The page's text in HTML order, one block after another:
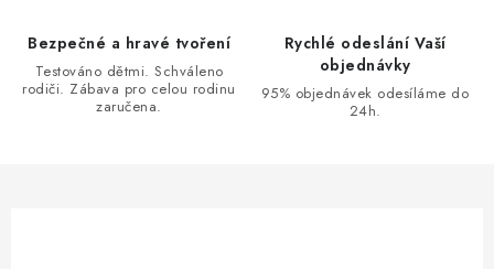
Bezpečné a hravé tvoření
Testováno dětmi. Schváleno
rodiči. Zábava pro celou rodinu
zaručena.
Rychlé odeslání Vaší
objednávky
95% objednávek odesíláme do
24h.